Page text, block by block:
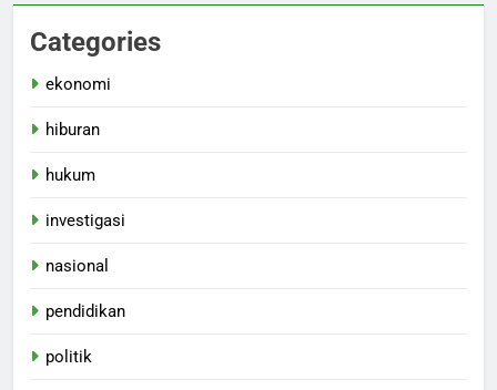
Categories
ekonomi
hiburan
hukum
investigasi
nasional
pendidikan
politik